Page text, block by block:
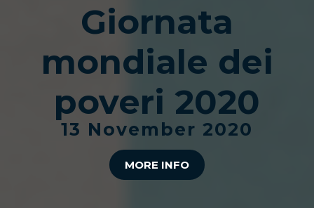
Giornata
mondiale dei
poveri 2020
13 November 2020
MORE INFO